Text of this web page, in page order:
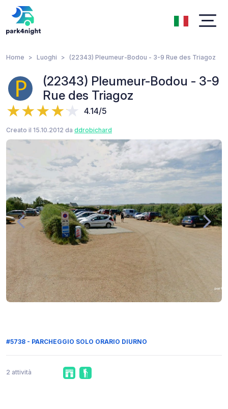
Home Luoghi (22343) Pleumeur-Bodou - 3-9 Rue des Triagoz
(22343) Pleumeur-Bodou - 3-9
Rue des Triagoz
4.14/5
Creato il 15.10.2012 da ddrobichard
#5738 - PARCHEGGIO SOLO ORARIO DIURNO
2 attività